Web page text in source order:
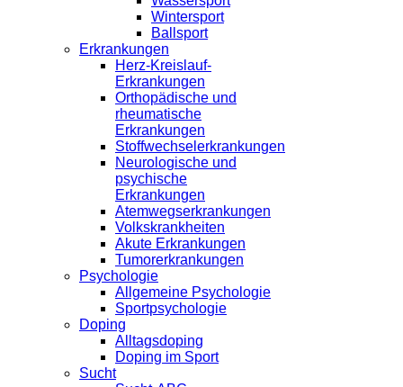
Wintersport
Ballsport
Erkrankungen
Herz-Kreislauf-
Erkrankungen
Orthopädische und
rheumatische
Erkrankungen
Stoffwechselerkrankungen
Neurologische und
psychische
Erkrankungen
Atemwegserkrankungen
Volkskrankheiten
Akute Erkrankungen
Tumorerkrankungen
Psychologie
Allgemeine Psychologie
Sportpsychologie
Doping
Alltagsdoping
Doping im Sport
Sucht